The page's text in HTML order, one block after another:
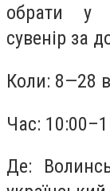
обрати у
сувенір за
Коли: 8—28
Час:
Де: